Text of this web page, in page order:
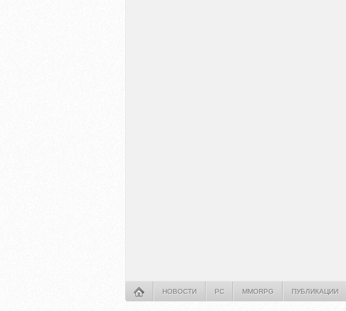
НОВОСТИ PC MMORPG ПУБЛИКАЦИИ